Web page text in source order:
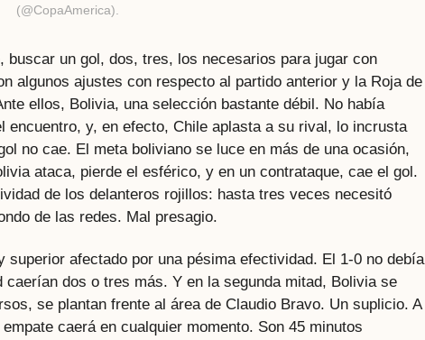
(@CopaAmerica).
buscar un gol, dos, tres, los necesarios para jugar con
algunos ajustes con respecto al partido anterior y la Roja de
ellos, Bolivia, una selección bastante débil. No había
encuentro, y, en efecto, Chile aplasta a su rival, lo incrusta
no cae. El meta boliviano se luce en más de una ocasión,
ataca, pierde el esférico, y en un contrataque, cae el gol.
de los delanteros rojillos: hasta tres veces necesitó
de las redes. Mal presagio.
superior afectado por una pésima efectividad. El 1-0 no debía
caerían dos o tres más. Y en la segunda mitad, Bolivia se
se plantan frente al área de Claudio Bravo. Un suplicio. A
caerá en cualquier momento. Son 45 minutos